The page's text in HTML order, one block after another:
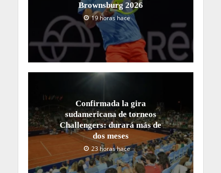
Brownsburg 2026
19 horas hace
Confirmada la gira
sudamericana de torneos
Challengers: durará más de
dos meses
23 horas hace